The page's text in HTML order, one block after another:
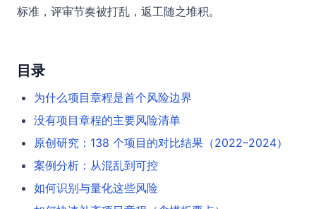
标准，评审节奏被打乱，返工随之堆积。
目录
为什么项目章程是首个风险边界
没有项目章程的主要风险清单
原创研究：138 个项目的对比结果（2022–2024）
案例分析：从混乱到可控
如何识别与量化这些风险